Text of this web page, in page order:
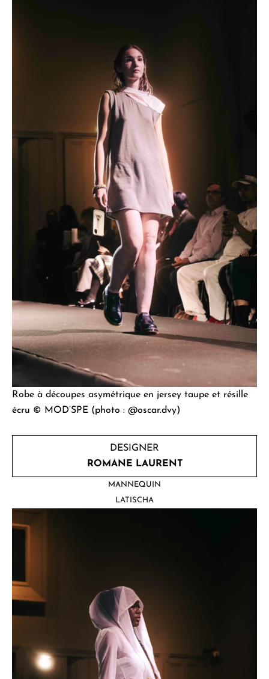
Robe à découpes asymétrique en jersey taupe et résille
écru © MOD’SPE (photo : @oscar.dvy)
DESIGNER
ROMANE LAURENT
MANNEQUIN
LATISCHA